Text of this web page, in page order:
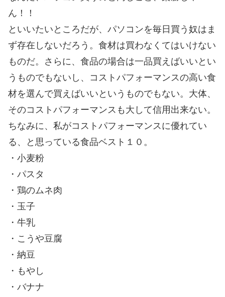
ん！！
といいたいところだが、パソコンを毎日買う奴はま
ず存在しないだろう。食材は買わなくてはいけない
ものだ。さらに、食品の場合は一品買えばいいとい
うものでもないし、コストパフォーマンスの高い食
材を選んで買えばいいというものでもない。大体、
そのコストパフォーマンスも大して信用出来ない。
ちなみに、私がコストパフォーマンスに優れてい
る、と思っている食品ベスト１０。
・小麦粉
・パスタ
・鶏のムネ肉
・玉子
・牛乳
・こうや豆腐
・納豆
・もやし
・バナナ